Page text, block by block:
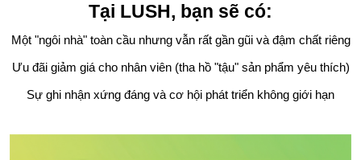
Tại LUSH, bạn sẽ có:
Một "ngôi nhà" toàn cầu nhưng vẫn rất gần gũi và đậm chất riêng
Ưu đãi giảm giá cho nhân viên (tha hồ "tậu" sản phẩm yêu thích)
Sự ghi nhận xứng đáng và cơ hội phát triển không giới hạn